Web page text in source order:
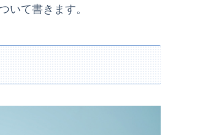
いて書きます。